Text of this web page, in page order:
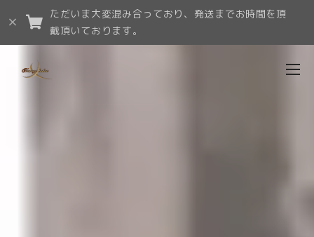
ただいま大変混み合っており、発送までお時間を頂
戴頂いております。